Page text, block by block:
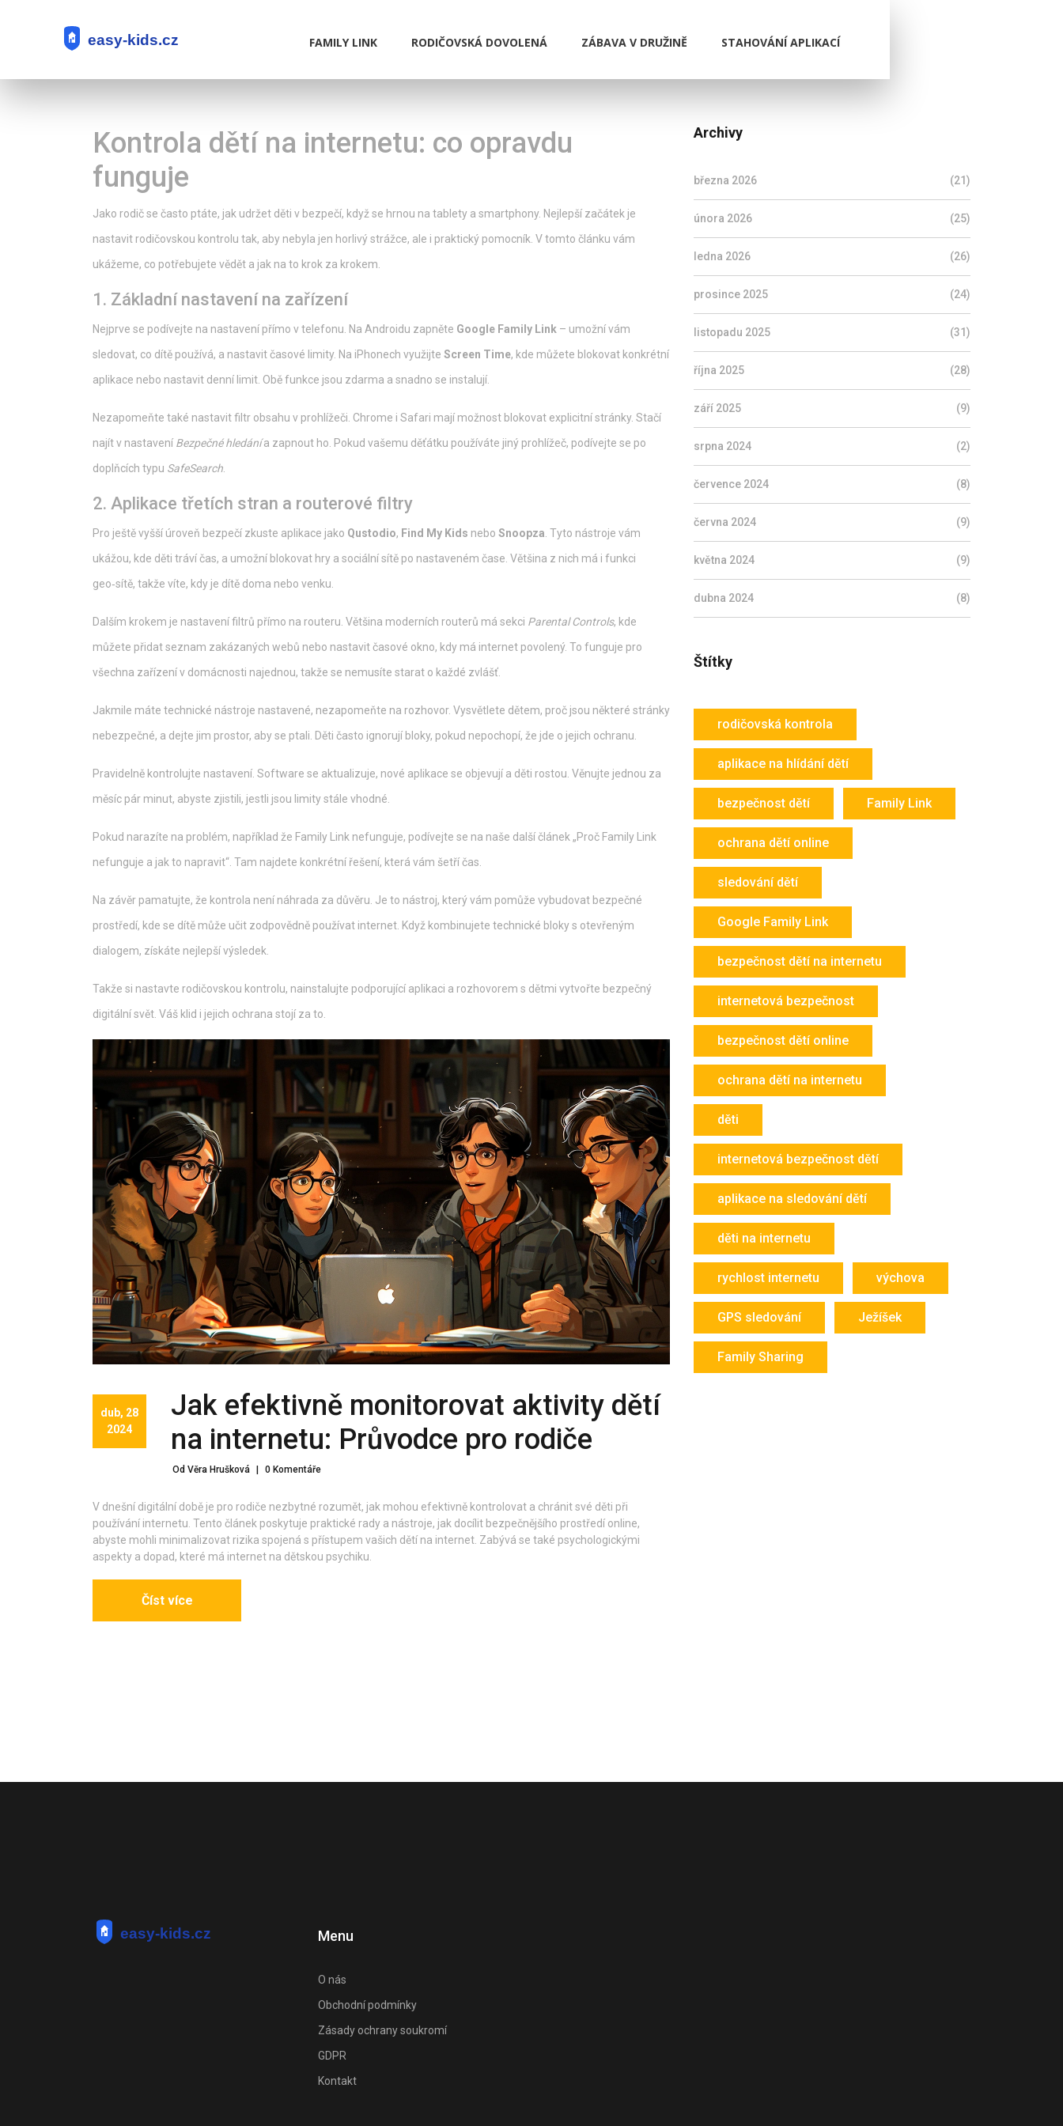
FAMILY LINK RODIČOVSKÁ DOVOLENÁ ZÁBAVA V DRUŽINĚ STAHOVÁNÍ APLIKACÍ
Kontrola dětí na internetu: co opravdu
funguje
Jako rodič se často ptáte, jak udržet děti v bezpečí, když se hrnou na tablety a smartphony. Nejlepší začátek je
nastavit rodičovskou kontrolu tak, aby nebyla jen horlivý strážce, ale i praktický pomocník. V tomto článku vám
ukážeme, co potřebujete vědět a jak na to krok za krokem.
1. Základní nastavení na zařízení
Nejprve se podívejte na nastavení přímo v telefonu. Na Androidu zapněte Google Family Link – umožní vám
sledovat, co dítě používá, a nastavit časové limity. Na iPhonech využijte Screen Time, kde můžete blokovat konkrétní
aplikace nebo nastavit denní limit. Obě funkce jsou zdarma a snadno se instalují.
Nezapomeňte také nastavit filtr obsahu v prohlížeči. Chrome i Safari mají možnost blokovat explicitní stránky. Stačí
najít v nastavení Bezpečné hledánía zapnout ho. Pokud vašemu děťátku používáte jiný prohlížeč, podívejte se po
doplňcích typu SafeSearch
2. Aplikace třetích stran a routerové filtry
Pro ještě vyšší úroveň bezpečí zkuste aplikace jako Qustodio, Find My Kids nebo Snoopza . Tyto nástroje vám
ukážou, kde děti tráví čas, a umožní blokovat hry a sociální sítě po nastaveném čase. Většina z nich má i funkci
geo‑sítě, takže víte, kdy je dítě doma nebo venku.
Dalším krokem je nastavení filtrů přímo na routeru. Většina moderních routerů má sekci Parental Controls, kde
můžete přidat seznam zakázaných webů nebo nastavit časové okno, kdy má internet povolený. To funguje pro
všechna zařízení v domácnosti najednou, takže se nemusíte starat o každé zvlášť.
Jakmile máte technické nástroje nastavené, nezapomeňte na rozhovor. Vysvětlete dětem, proč jsou některé stránky
nebezpečné, a dejte jim prostor, aby se ptali. Děti často ignorují bloky, pokud nepochopí, že jde o jejich ochranu.
Pravidelně kontrolujte nastavení. Software se aktualizuje, nové aplikace se objevují a děti rostou. Věnujte jednou za
měsíc pár minut, abyste zjistili, jestli jsou limity stále vhodné.
Pokud narazíte na problém, například že Family Link nefunguje, podívejte se na naše další článek „Proč Family Link
nefunguje a jak to napravit“. Tam najdete konkrétní řešení, která vám šetří čas.
Na závěr pamatujte, že kontrola není náhrada za důvěru. Je to nástroj, který vám pomůže vybudovat bezpečné
prostředí, kde se dítě může učit zodpovědně používat internet. Když kombinujete technické bloky s otevřeným
dialogem, získáte nejlepší výsledek.
Takže si nastavte rodičovskou kontrolu, nainstalujte podporující aplikaci a rozhovorem s dětmi vytvořte bezpečný
digitální svět. Váš klid i jejich ochrana stojí za to.
dub, 28
2024
Jak efektivně monitorovat aktivity dětí
na internetu: Průvodce pro rodiče
Od Věra Hrušková | 0 Komentáře
V dnešní digitální době je pro rodiče nezbytné rozumět, jak mohou efektivně kontrolovat a chránit své děti při
používání internetu. Tento článek poskytuje praktické rady a nástroje, jak docílit bezpečnějšího prostředí online,
abyste mohli minimalizovat rizika spojená s přístupem vašich dětí na internet. Zabývá se také psychologickými
aspekty a dopad, které má internet na dětskou psychiku.
Číst více
Archivy
března 2026 (21)
února 2026 (25)
ledna 2026 (26)
prosince 2025 (24)
listopadu 2025 (31)
října 2025 (28)
září 2025 (9)
srpna 2024 (2)
července 2024 (8)
června 2024 (9)
května 2024 (9)
dubna 2024 (8)
Štítky
rodičovská kontrola
aplikace na hlídání dětí
bezpečnost dětí Family Link
ochrana dětí online
sledování dětí
Google Family Link
bezpečnost dětí na internetu
internetová bezpečnost
bezpečnost dětí online
ochrana dětí na internetu
děti
internetová bezpečnost dětí
aplikace na sledování dětí
děti na internetu
rychlost internetu výchova
GPS sledování Ježíšek
Family Sharing
Menu
O nás
Obchodní podmínky
Zásady ochrany soukromí
GDPR
Kontakt